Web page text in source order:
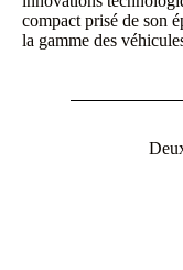
compact prisé de son
la gamme des